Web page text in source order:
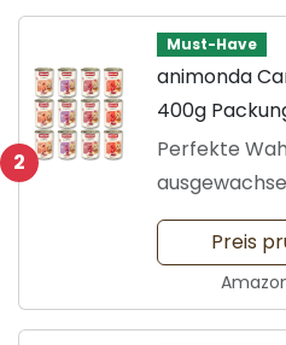
2
Must-Have
animonda
400g
Perfekte
Preis